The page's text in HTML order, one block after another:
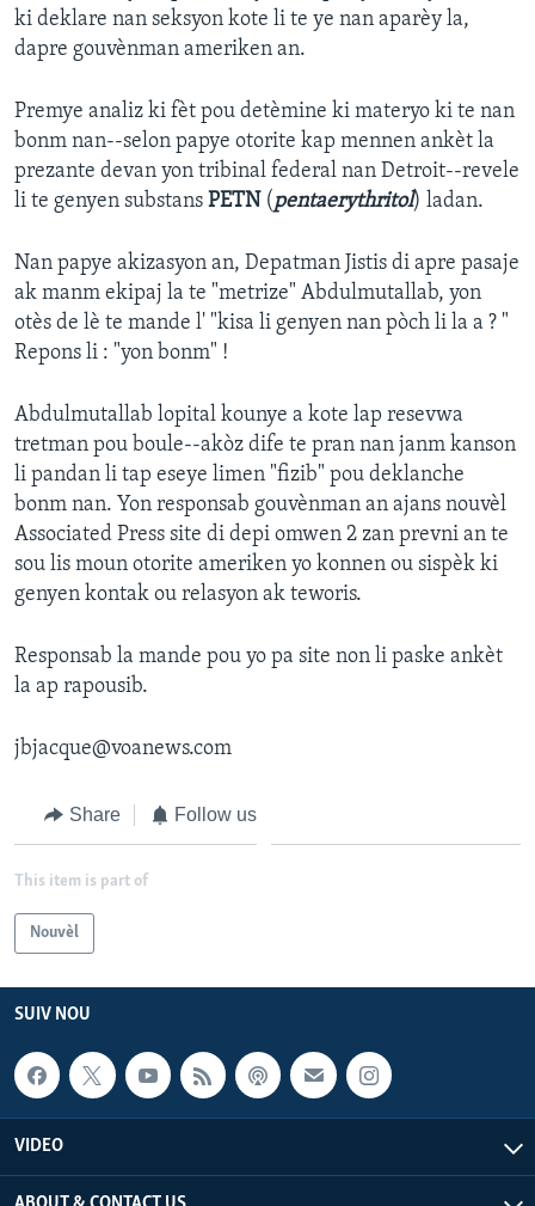
ki deklare nan seksyon kote li te ye nan aparèy la,
dapre gouvènman ameriken an.
Premye analiz ki fèt pou detèmine ki materyo ki te nan
bonm nan--selon papye otorite kap mennen ankèt la
prezante devan yon tribinal federal nan Detroit--revele
li te genyen substans PETN (pentaerythritol) ladan.
Nan papye akizasyon an, Depatman Jistis di apre pasaje
ak manm ekipaj la te "metrize" Abdulmutallab, yon
otès de lè te mande l' "kisa li genyen nan pòch li la a ? "
Repons li : "yon bonm" !
Abdulmutallab lopital kounye a kote lap resevwa
tretman pou boule--akòz dife te pran nan janm kanson
li pandan li tap eseye limen "fizib" pou deklanche
bonm nan. Yon responsab gouvènman an ajans nouvèl
Associated Press site di depi omwen 2 zan prevni an te
sou lis moun otorite ameriken yo konnen ou sispèk ki
genyen kontak ou relasyon ak teworis.
Responsab la mande pou yo pa site non li paske ankèt
la ap rapousib.
jbjacque@voanews.com
Share Follow us
This item is part of
Nouvèl
SUIV NOU
VIDEO